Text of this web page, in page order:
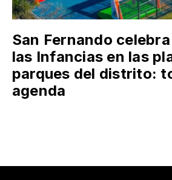
San Fernando
las Infancias en las
parques del distrito:
agenda